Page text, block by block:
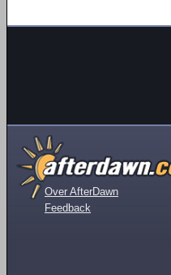
Over AfterDawn
Feedback